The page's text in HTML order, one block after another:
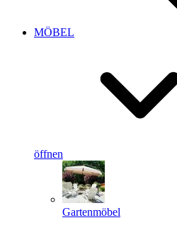
MÖBEL
öffnen
Gartenmöbel